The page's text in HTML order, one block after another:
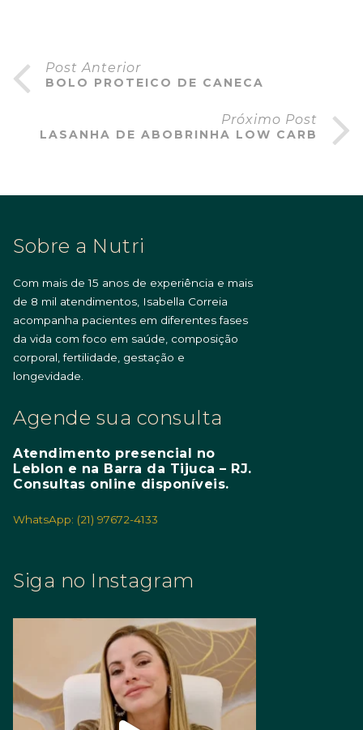
Post Anterior
BOLO PROTEICO DE CANECA
Próximo Post
LASANHA DE ABOBRINHA LOW CARB
Sobre a Nutri
Com mais de 15 anos de experiência e mais
de 8 mil atendimentos, Isabella Correia
acompanha pacientes em diferentes fases
da vida com foco em saúde, composição
corporal, fertilidade, gestação e
longevidade.
Agende sua consulta
Atendimento presencial no
Leblon e na Barra da Tijuca – RJ.
Consultas online disponíveis.
WhatsApp: (21) 97672-4133
Siga no Instagram